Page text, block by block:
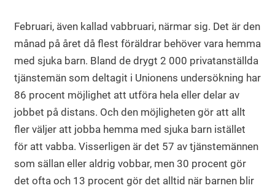
Februari, även kallad vabbruari, närmar sig. Det är den
månad på året då flest föräldrar behöver vara hemma
med sjuka barn. Bland de drygt 2 000 privatanställda
tjänstemän som deltagit i Unionens undersökning har
86 procent möjlighet att utföra hela eller delar av
jobbet på distans. Och den möjligheten gör att allt
fler väljer att jobba hemma med sjuka barn istället
för att vabba. Visserligen är det 57 av tjänstemännen
som sällan eller aldrig vobbar, men 30 procent gör
det ofta och 13 procent gör det alltid när barnen blir